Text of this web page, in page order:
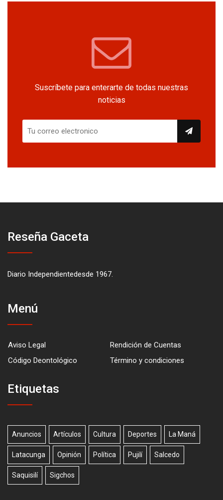
Suscríbete para enterarte de todas nuestras
noticias
Reseña Gaceta
Diario Independientedesde 1967.
Menú
Aviso Legal
Rendición de Cuentas
Código Deontológico
Término y condiciones
Etiquetas
Anuncios Artículos Cultura Deportes La Maná
Latacunga Opinión Política Pujilí Salcedo
Saquisilí Sigchos